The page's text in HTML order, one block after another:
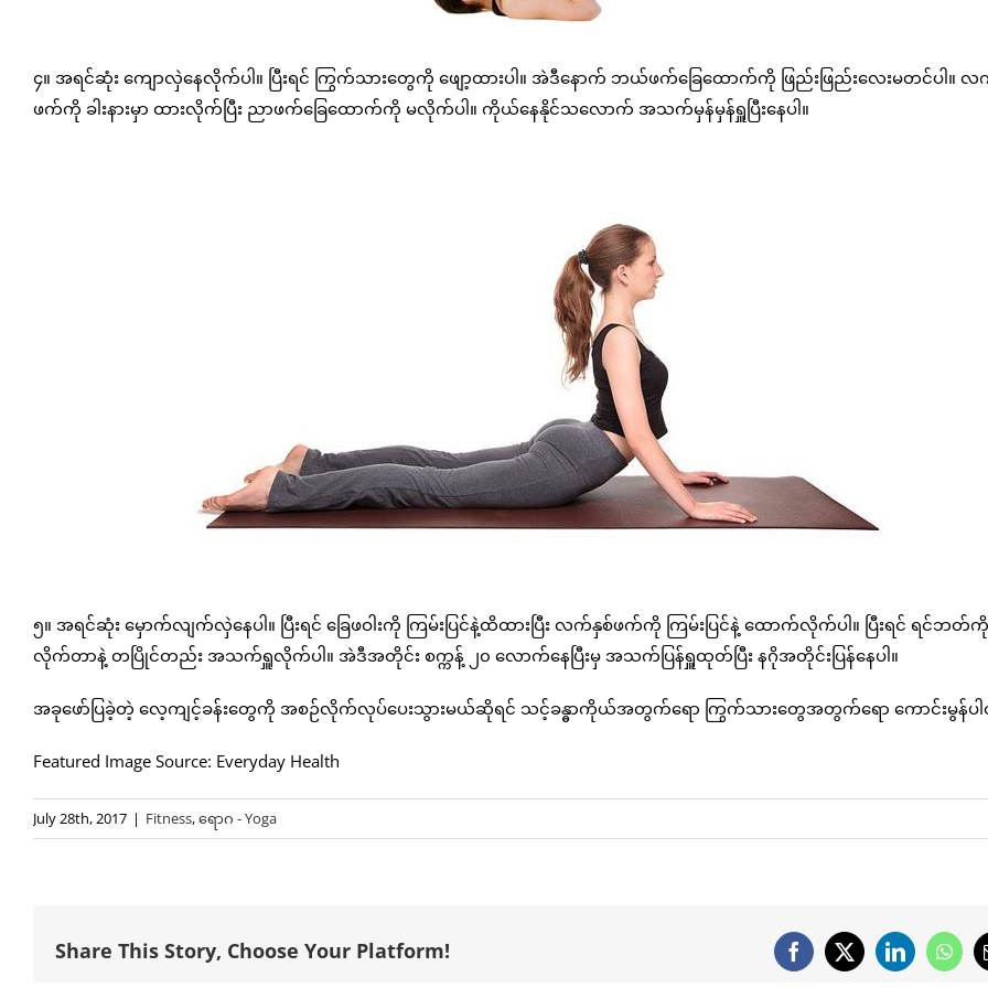
၄။ အရင်ဆုံး ကျောလှဲနေလိုက်ပါ။ ပြီးရင် ကြွက်သားတွေကို ဖျော့ထားပါ။ အဲဒီနောက် ဘယ်ဖက်ခြေထောက်ကို ဖြည်းဖြည်းလေးမတင်ပါ။
ဖက်ကို ခါးနားမှာ ထားလိုက်ပြီး ညာဖက်ခြေထောက်ကို မလိုက်ပါ။ ကိုယ်နေနိုင်သလောက် အသက်မှန်မှန်ရှူပြီးနေပါ။
၅။ အရင်ဆုံး မှောက်လျက်လှဲနေပါ။ ပြီးရင် ခြေဖဝါးကို ကြမ်းပြင်နဲ့ထိထားပြီး လက်နှစ်ဖက်ကို ကြမ်းပြင်နဲ့ ထောက်လိုက်ပါ။ ပြီးရင် ရင်ဘတ်
လိုက်တာနဲ့ တပြိုင်တည်း အသက်ရှူလိုက်ပါ။ အဲဒီအတိုင်း စက္ကန့် ၂၀ လောက်နေပြီးမှ အသက်ပြန်ရှူထုတ်ပြီး နဂိုအတိုင်းပြန်နေပါ။
အခုဖော်ပြခဲ့တဲ့ လေ့ကျင့်ခန်းတွေကို အစဉ်လိုက်လုပ်ပေးသွားမယ်ဆိုရင် သင့်ခန္ဓာကိုယ်အတွက်ရော ကြွက်သားတွေအတွက်ရော ကောင်းမွန်ပ
Featured Image Source: Everyday Health
July 28th, 2017 | Fitness,ရောဂ - Yoga
Share This Story, Choose Your Platform! Facebook
X LinkedIn